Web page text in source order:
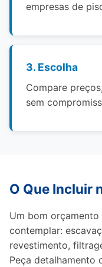
empresas de
3. Escolha
Compare
sem
O Que Incluir
Um bom
contemplar:
revestimento,
Peça detalhamento